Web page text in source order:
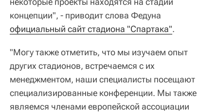
концепции", - приводит слова Федуна
официальный сайт стадиона "Спартака".
"Могу также отметить, что мы изучаем опыт
других стадионов, встречаемся с их
менеджментом, наши специалисты посещают
специализированные конференции. Мы также
являемся членами европейской ассоциации